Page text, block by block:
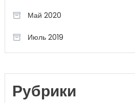
Май 2020
Июль 2019
Рубрики